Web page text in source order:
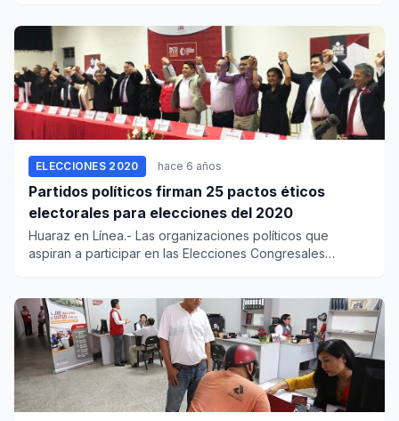
ELECCIONES 2020 hace 6 años
Partidos políticos firman 25 pactos éticos
electorales para elecciones del 2020
Huaraz en Línea.- Las organizaciones políticos que
aspiran a participar en las Elecciones Congresales